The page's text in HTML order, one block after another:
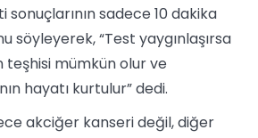
sadece 10 dakika
söyleyerek, “Test yaygınlaşırsa
teşhisi mümkün olur ve
hayatı kurtulur” dedi.
akciğer kanseri değil, diğer